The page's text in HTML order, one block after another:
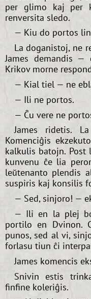
per glimo kaj per
renversita sledo.
— Kiu do portos
La doganistoj, ne
James demandis
Krikov morne
— Kial tiel — ne
— Ili ne portos.
— Ĉu vere ne
James ridetis.
Komenciĝis
kalkulis batojn.
kunvenu ĉe lia
leŭtenanto plendis
suspiris kaj konsilis
— Sed, sinjoro! —
— Ili en la plej
portilo en Dvinon.
punos, sed al vi,
forlasu tiun ĉi
James komencis
Snivin estis
finfine koleriĝis.